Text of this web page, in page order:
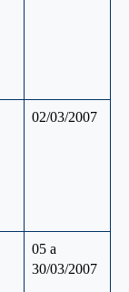
02/03/2007
05 a
30/03/2007